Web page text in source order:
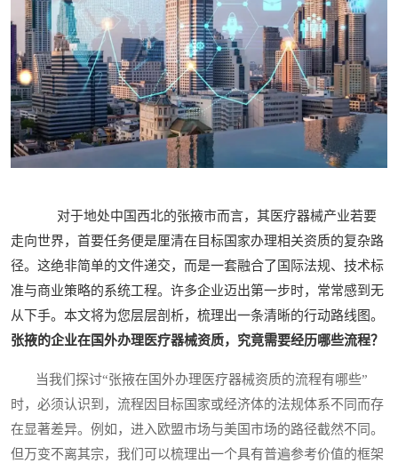
对于地处中国西北的张掖市而言，其医疗器械产业若要
走向世界，首要任务便是厘清在目标国家办理相关资质的复杂路
径。这绝非简单的文件递交，而是一套融合了国际法规、技术标
准与商业策略的系统工程。许多企业迈出第一步时，常常感到无
从下手。本文将为您层层剖析，梳理出一条清晰的行动路线图。
张掖的企业在国外办理医疗器械资质，究竟需要经历哪些流程？
当我们探讨“张掖在国外办理医疗器械资质的流程有哪些”
时，必须认识到，流程因目标国家或经济体的法规体系不同而存
在显著差异。例如，进入欧盟市场与美国市场的路径截然不同。
但万变不离其宗，我们可以梳理出一个具有普遍参考价值的框架